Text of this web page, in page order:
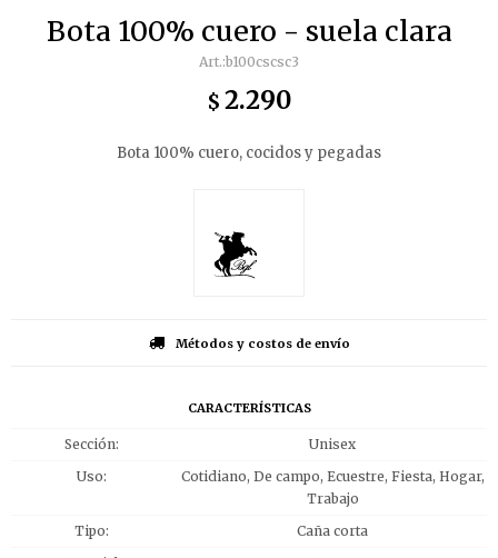
Bota 100% cuero - suela clara
b100cscsc3
$ 2.290
Bota 100% cuero, cocidos y pegadas
Métodos y costos de envío
CARACTERÍSTICAS
Sección
Unisex
Uso
Cotidiano, De campo, Ecuestre, Fiesta, Hogar,
Trabajo
Tipo
Caña corta